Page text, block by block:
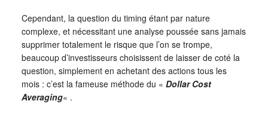
Cependant, la question du timing étant par nature
complexe, et nécessitant une analyse poussée sans jamais
supprimer totalement le risque que l’on se trompe,
beaucoup d’investisseurs choisissent de laisser de coté la
question, simplement en achetant des actions tous les
mois : c’est la fameuse méthode du « Dollar Cost
Averaging« .